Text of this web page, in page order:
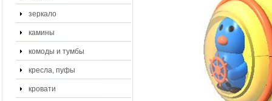
зеркало
камины
комоды и тумбы
кресла, пуфы
кровати